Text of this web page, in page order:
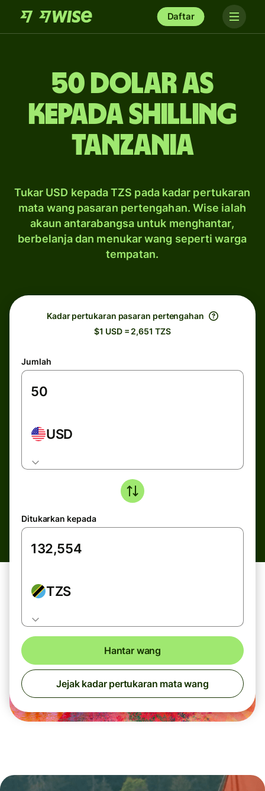
Daftar
50 dolar AS
kepada shilling
Tanzania
Tukar USD kepada TZS pada kadar pertukaran
mata wang pasaran pertengahan. Wise ialah
akaun antarabangsa untuk menghantar,
berbelanja dan menukar wang seperti warga
tempatan.
Kadar pertukaran pasaran pertengahan
$1 USD = 2,651 TZS
Jumlah
USD
Ditukarkan kepada
TZS
Hantar wang
Jejak kadar pertukaran mata wang